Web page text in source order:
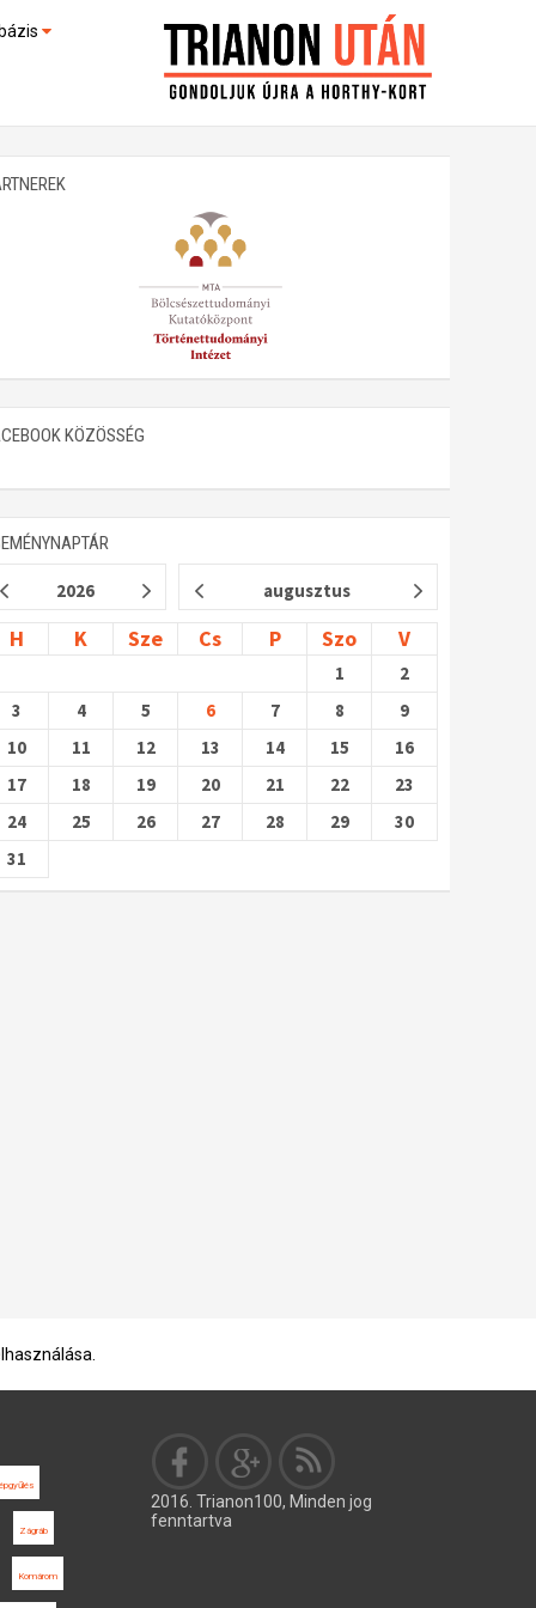
(feltöltés alatt)
KÖZÖSSÉG
2026 augusztus
H K Sze Cs P Szo V
1
2
3
4 5 6 7 8
9
10
11 12 13 14 15
16
17
18 19 20 21 22
23
24
25 26 27 28 29
30
31
Zágráb
Komárom
2016. Trianon100, Minden jog
fenntartva